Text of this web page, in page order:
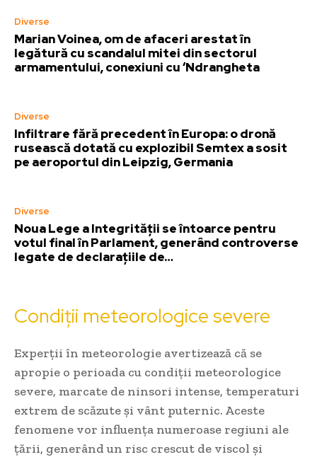
Diverse
Marian Voinea, om de afaceri arestat în
legătură cu scandalul mitei din sectorul
armamentului, conexiuni cu ‘Ndrangheta
Diverse
Infiltrare fără precedent în Europa: o dronă
rusească dotată cu explozibil Semtex a sosit
pe aeroportul din Leipzig, Germania
Diverse
Noua Lege a Integrității se întoarce pentru
votul final în Parlament, generând controverse
legate de declarațiile de…
Condiții meteorologice severe
Experții în meteorologie avertizează că se
apropie o perioada cu condiții meteorologice
severe, marcate de ninsori intense, temperaturi
extrem de scăzute și vânt puternic. Aceste
fenomene vor influența numeroase regiuni ale
țării, generând un risc crescut de viscol și